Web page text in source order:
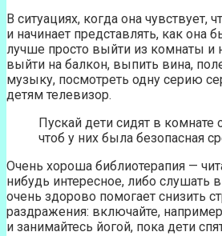
В ситуациях, когда она чувствует,
и начинает представлять, как она
лучше просто выйти из комнаты и
выйти на балкон, выпить вина,
музыку, посмотреть одну серию
детям телевизор.
Пускай дети сидят в комнате
чтоб у них была безопасная
Очень хороша библиотерапия —
нибудь интересное, либо слушать
очень здорово помогает снизить
раздражения: включайте,
и занимайтесь йогой, пока дети